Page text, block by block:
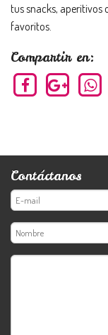
tus snacks, aperitivos
favoritos.
Compartir en:
Contáctanos